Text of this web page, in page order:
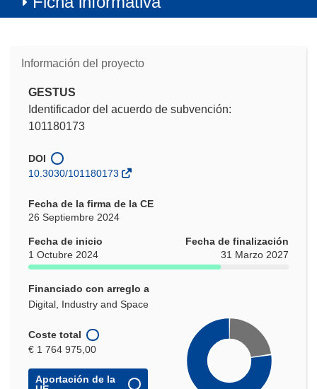
Información del proyecto
GESTUS
Identificador del acuerdo de subvención:
101180173
DOI
10.3030/101180173
Fecha de la firma de la CE
26 Septiembre 2024
Fecha de inicio
1 Octubre 2024
Fecha de finalización
31 Marzo 2027
Financiado con arreglo a
Digital, Industry and Space
Coste total
€ 1 764 975,00
Aportación de la